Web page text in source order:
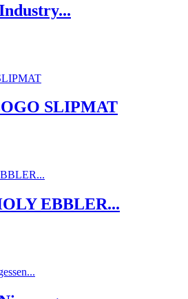
SLIPMAT
EBBLER...